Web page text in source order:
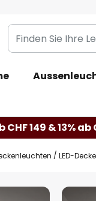
Finden
Sie
Leuchte...
CHF 149 & 13%
LED-